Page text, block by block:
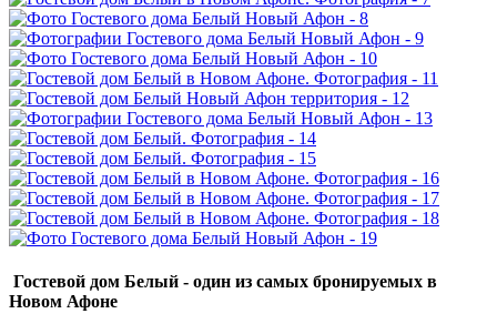
Гостевой дом Белый - один из самых бронируемых в
Новом Афоне